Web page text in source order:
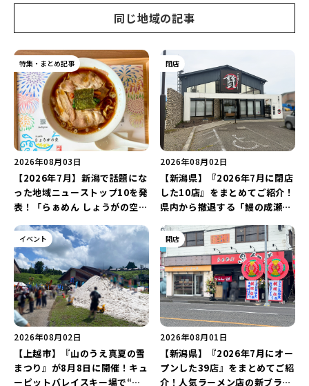
同じ地域の記事
特集・まとめ記事
2026年08月03日
【2026年7月】新潟で話題にな
った地域ニューストップ10を発
表！「らぁめん しょうがの空」
閉店の注目記事をランキングで
ご紹介♪
閉店
2026年08月02日
【新潟県】『2026年7月に閉店
した10店』をまとめてご紹介！
県内から撤退する「鰻の成瀬」
店」が営業に幕…。
イベント
2026年08月02日
【上越市】『山のうえ真夏の雪
まつり』が8月8日に開催！キュ
ーピットバレイスキー場で“真
開店
2026年08月01日
【新潟県】『2026年7月にオー
プンした39店』をまとめてご紹
介！人気ラーメン店の新ブラン